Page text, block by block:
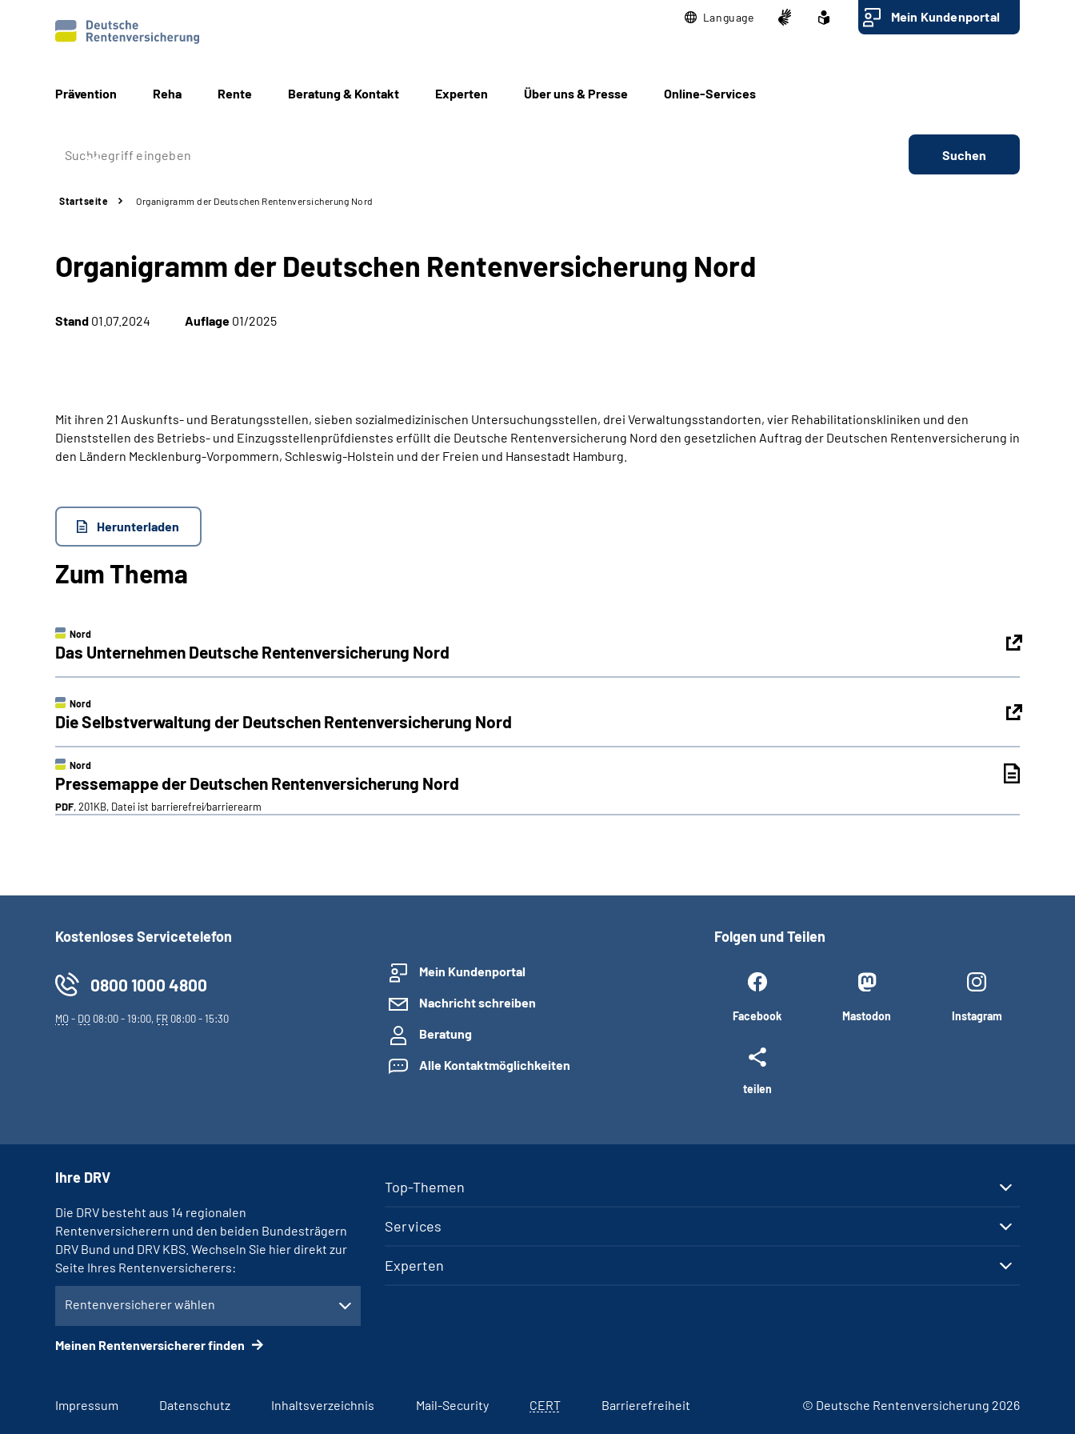
Language Mein Kundenportal
Prävention Reha Rente Beratung & Kontakt Experten Über uns & Presse Online-Services
Suchen
Startseite Organigramm der Deutschen Rentenversicherung Nord
Organigramm der Deutschen Rentenversicherung Nord
Stand 01.07.2024 Auflage 01/2025
Mit ihren 21 Auskunfts- und Beratungsstellen, sieben sozialmedizinischen Untersuchungsstellen, drei Verwaltungsstandorten, vier Rehabilitationskliniken und den
Dienststellen des Betriebs- und Einzugsstellenprüfdienstes erfüllt die Deutsche Rentenversicherung Nord den gesetzlichen Auftrag der Deutschen Rentenversicherung in
den Ländern Mecklenburg-Vorpommern, Schleswig-Holstein und der Freien und Hansestadt Hamburg.
Herunterladen
Zum Thema
Nord
Das Unternehmen Deutsche Renten­versicherung Nord
Nord
Die Selbstverwaltung der Deutschen Rentenversicherung Nord
Nord
Pressemappe der Deutschen Rentenversicherung Nord
PDF, 201KB, Datei ist barrierefrei⁄barrierearm
Kostenloses Servicetelefon
0800 1000 4800
MO- DO 08:00 - 19:00, FR 08:00 - 15:30
Mein Kundenportal
Nachricht schreiben
Beratung
Alle Kontaktmöglichkeiten
Folgen und Teilen
Facebook Mastodon Instagram
teilen
Top-Themen
Services
Experten
Ihre DRV
Die DRV besteht aus 14 regionalen
Rentenversicherern und den beiden Bundesträgern
DRV Bund und DRV KBS. Wechseln Sie hier direkt zur
Seite Ihres Rentenversicherers:
Rentenversicherer wählen
Meinen Rentenversicherer finden
Impressum Datenschutz Inhaltsverzeichnis Mail-Security CERT Barrierefreiheit © Deutsche Rentenversicherung 2026